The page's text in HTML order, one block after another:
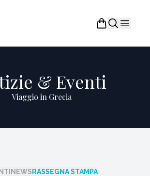
& Eventi
Viaggio in Grecia
NEWS RASSEGNA STAMPA